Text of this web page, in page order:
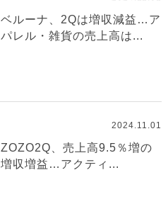
ベルーナ、2Qは増収減益…ア
パレル・雑貨の売上高は...
2024.11.01
ZOZO2Q、売上高9.5％増の
増収増益…アクティ...